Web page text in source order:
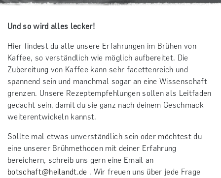
Und so wird alles lecker!
Hier findest du alle unsere Erfahrungen im Brühen von
Kaffee, so verständlich wie möglich aufbereitet. Die
Zubereitung von Kaffee kann sehr facettenreich und
spannend sein und manchmal sogar an eine Wissenschaft
grenzen. Unsere Rezeptempfehlungen sollen als Leitfaden
gedacht sein, damit du sie ganz nach deinem Geschmack
weiterentwickeln kannst.
Sollte mal etwas unverständlich sein oder möchtest du
eine unserer Brühmethoden mit deiner Erfahrung
bereichern, schreib uns gern eine Email an
botschaft@heilandt.de . Wir freuen uns über jede Frage